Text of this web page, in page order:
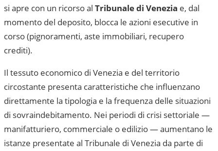
si apre con un ricorso al Tribunale di Venezia e, dal
momento del deposito, blocca le azioni esecutive in
corso (pignoramenti, aste immobiliari, recupero
crediti).
Il tessuto economico di Venezia e del territorio
circostante presenta caratteristiche che influenzano
direttamente la tipologia e la frequenza delle situazioni
di sovraindebitamento. Nei periodi di crisi settoriale —
manifatturiero, commerciale o edilizio — aumentano le
istanze presentate al Tribunale di Venezia da parte di